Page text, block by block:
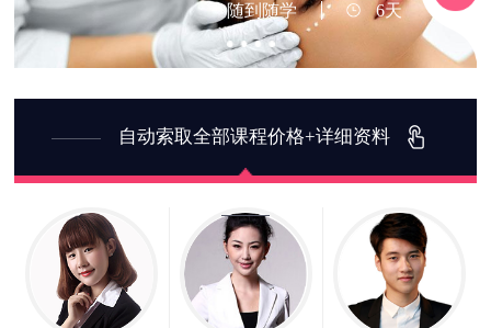
随到随学 6天
自动索取全部课程价格+详细资料